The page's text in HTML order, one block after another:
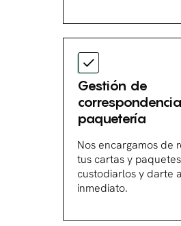
Gestión de
paquetería
Nos encargamos de
tus cartas y
custodiarlos y darte
inmediato.